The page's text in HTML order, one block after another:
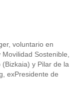
voluntario en
Sostenible,
y Pilar de la
exPresidente de